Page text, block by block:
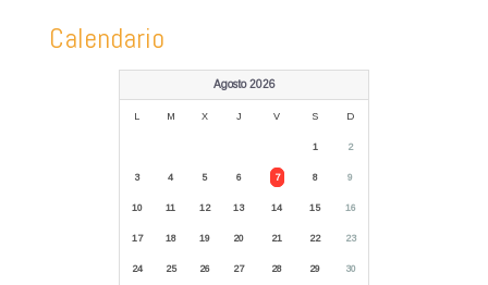
Calendario
Agosto 2026
L M X J V S D
1 2
3 4 5 6 7 8 9
10 11 12 13 14 15 16
17 18 19 20 21 22 23
24 25 26 27 28 29 30